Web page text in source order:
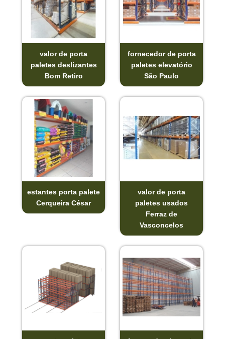
valor de porta
paletes deslizantes
Bom Retiro
fornecedor de porta
paletes elevatório
São Paulo
estantes porta palete
Cerqueira César
valor de porta
paletes usados
Ferraz de
Vasconcelos